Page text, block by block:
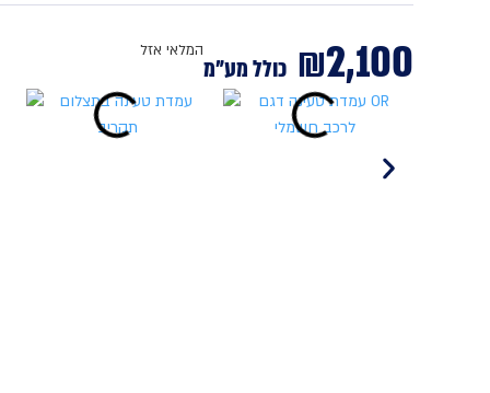
₪2,100 כולל מע"מ
המלאי אזל